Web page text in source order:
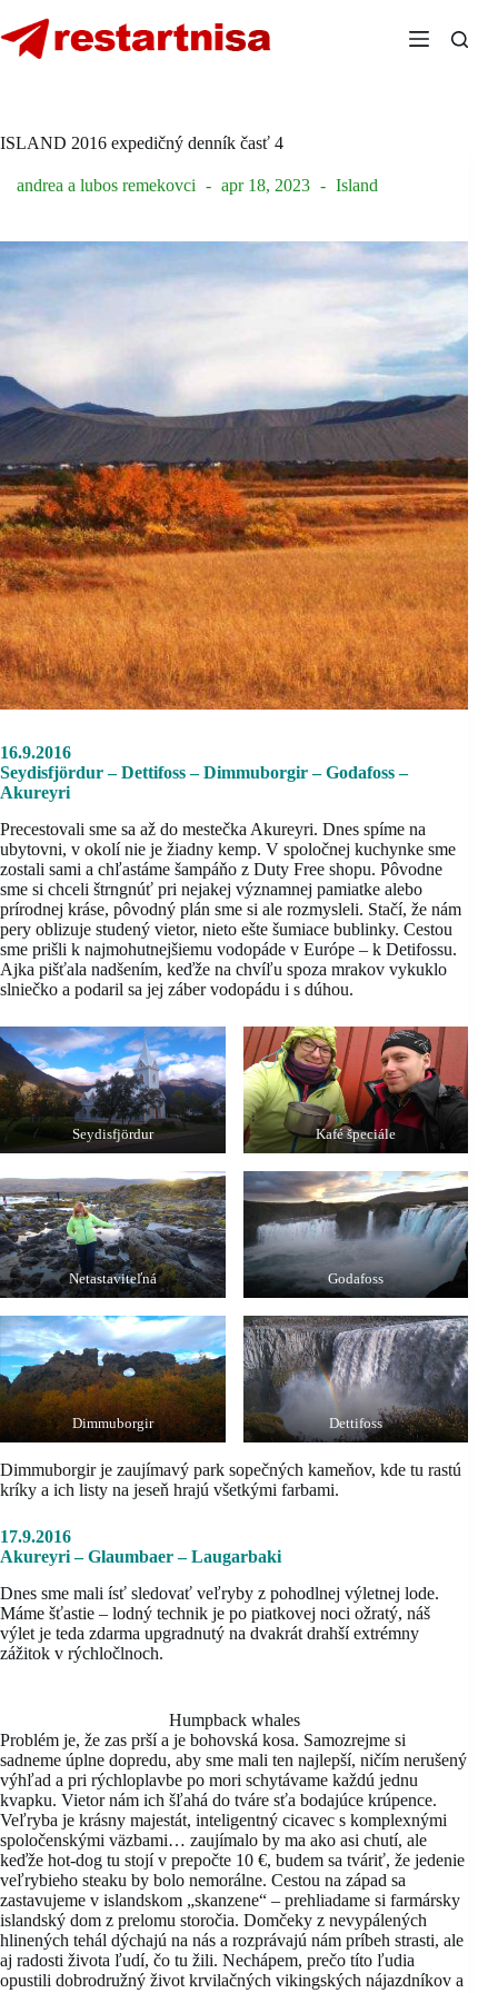
to
content
ISLAND 2016 expedičný denník časť 4
andrea a lubos remekovci apr 18, 2023 Island
16.9.2016
Seydisfjördur – Dettifoss – Dimmuborgir – Godafoss –
Akureyri
Precestovali sme sa až do mestečka Akureyri. Dnes spíme na
ubytovni, v okolí nie je žiadny kemp. V spoločnej kuchynke sme
zostali sami a chľastáme šampáňo z Duty Free shopu. Pôvodne
sme si chceli štrngnúť pri nejakej významnej pamiatke alebo
prírodnej kráse, pôvodný plán sme si ale rozmysleli. Stačí, že nám
pery oblizuje studený vietor, nieto ešte šumiace bublinky. Cestou
sme prišli k najmohutnejšiemu vodopáde v Európe – k Detifossu.
Ajka pišťala nadšením, keďže na chvíľu spoza mrakov vykuklo
slniečko a podaril sa jej záber vodopádu i s dúhou.
Seydisfjördur Kafé špeciále
Netastaviteľná Godafoss
Dimmuborgir Dettifoss
Dimmuborgir je zaujímavý park sopečných kameňov, kde tu rastú
kríky a ich listy na jeseň hrajú všetkými farbami.
17.9.2016
Akureyri – Glaumbaer – Laugarbaki
Dnes sme mali ísť sledovať veľryby z pohodlnej výletnej lode.
Máme šťastie – lodný technik je po piatkovej noci ožratý, náš
výlet je teda zdarma upgradnutý na dvakrát drahší extrémny
zážitok v rýchločlnoch.
Humpback whales
Problém je, že zas prší a je bohovská kosa. Samozrejme si
sadneme úplne dopredu, aby sme mali ten najlepší, ničím nerušený
výhľad a pri rýchloplavbe po mori schytávame každú jednu
kvapku. Vietor nám ich šľahá do tváre sťa bodajúce krúpence.
Veľryba je krásny majestát, inteligentný cicavec s komplexnými
spoločenskými väzbami… zaujímalo by ma ako asi chutí, ale
keďže hot-dog tu stojí v prepočte 10 €, budem sa tváriť, že jedenie
veľrybieho steaku by bolo nemorálne. Cestou na západ sa
zastavujeme v islandskom „skanzene“ – prehliadame si farmársky
islandský dom z prelomu storočia. Domčeky z nevypálených
hlinených tehál dýchajú na nás a rozprávajú nám príbeh strasti, ale
aj radosti života ľudí, čo tu žili. Nechápem, prečo títo ľudia
opustili dobrodružný život krvilačných vikingských nájazdníkov a